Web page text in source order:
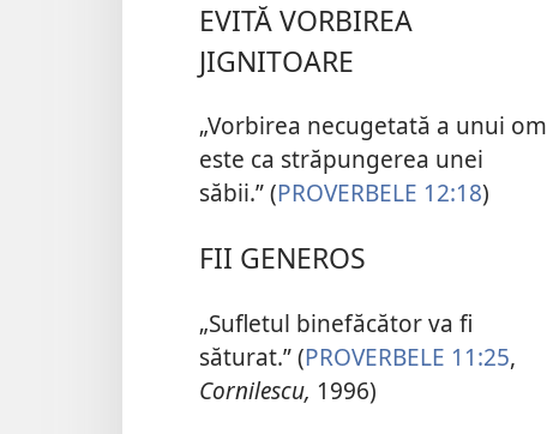
EVITĂ VORBIREA
JIGNITOARE
„Vorbirea necugetată a unui om
este ca străpungerea unei
săbii.” (PROVERBELE 12:18)
FII GENEROS
„Sufletul binefăcător va fi
săturat.” (PROVERBELE 11:25,
Cornilescu, 1996)